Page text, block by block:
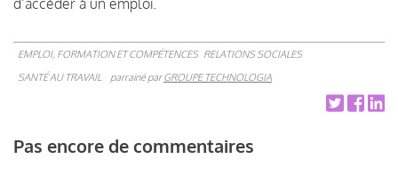
EMPLOI, FORMATION ET COMPÉTENCES RELATIONS SOCIALES
SANTÉ AU TRAVAIL
parrainé parGROUPE TECHNOLOGIA
Pas encore de commentaires